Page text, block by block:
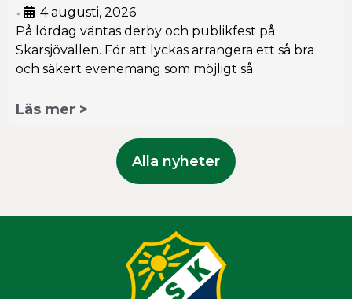
•
4 augusti, 2026
På lördag väntas derby och publikfest på
Skarsjövallen. För att lyckas arrangera ett så bra
och säkert evenemang som möjligt så
Läs mer >
Alla nyheter